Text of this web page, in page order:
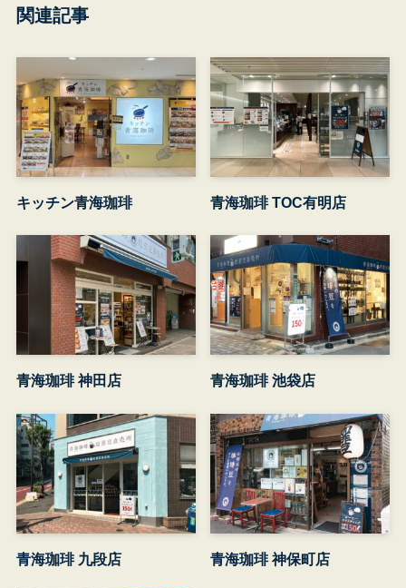
関連記事
キッチン青海珈琲 青海珈琲 TOC有明店
青海珈琲 神田店 青海珈琲 池袋店
青海珈琲 九段店 青海珈琲 神保町店